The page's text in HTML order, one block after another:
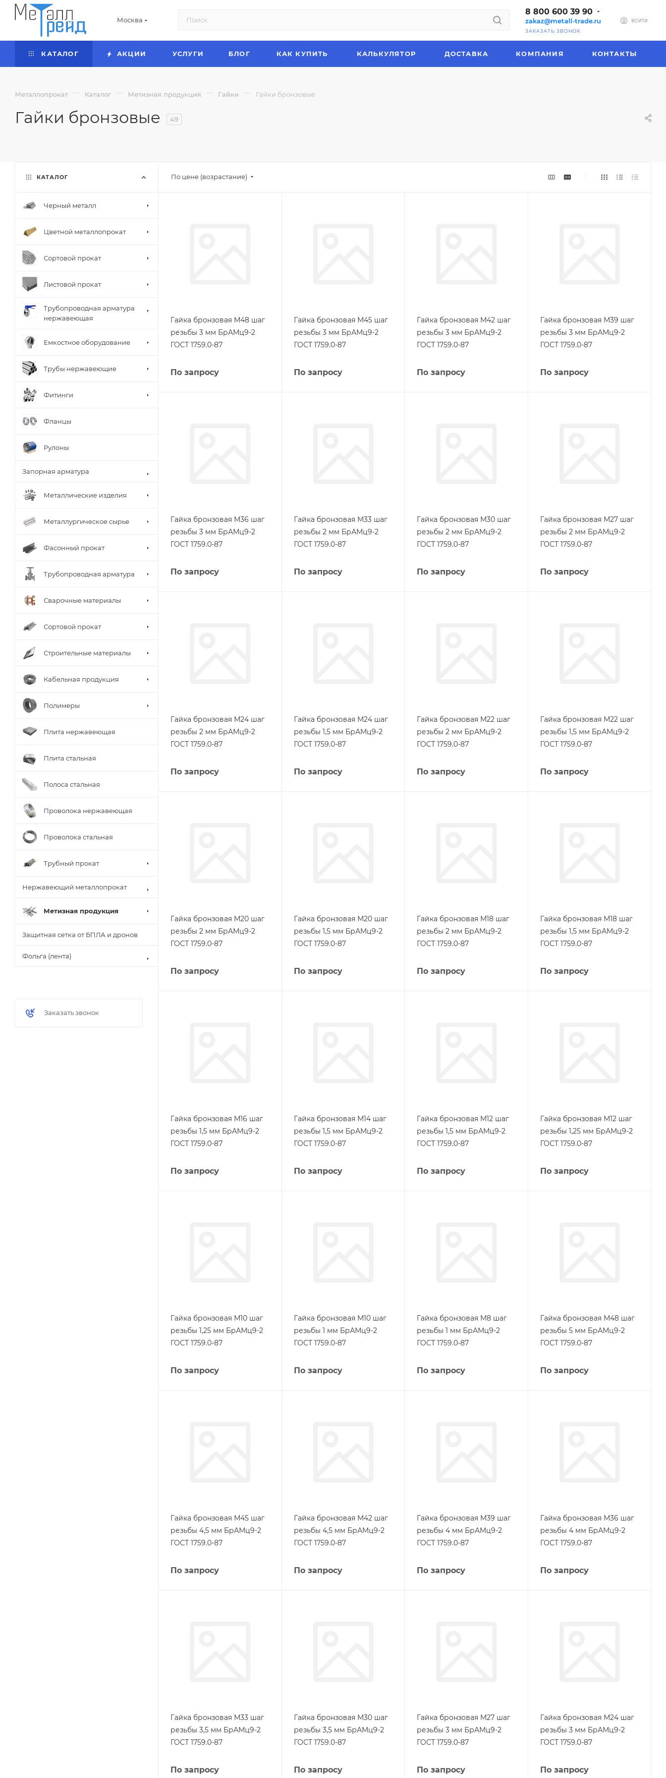
Москва
8 800 600 39 90
zakaz@metall-trade.ru
ЗАКАЗАТЬ ЗВОНОК
ВОЙТИ
КАТАЛОГ АКЦИИ УСЛУГИ БЛОГ КАК КУПИТЬ КАЛЬКУЛЯТОР ДОСТАВКА КОМПАНИЯ КОНТАКТЫ
Металлопрокат — Каталог — Метизная продукция — Гайки — Гайки бронзовые
Гайки бронзовые 49
По цене (возрастание)
Гайка бронзовая М48 шаг
резьбы 3 мм БрАМц9-2
ГОСТ 1759.0-87
По запросу
Гайка бронзовая М45 шаг
резьбы 3 мм БрАМц9-2
ГОСТ 1759.0-87
По запросу
Гайка бронзовая М42 шаг
резьбы 3 мм БрАМц9-2
ГОСТ 1759.0-87
По запросу
Гайка бронзовая М39 шаг
резьбы 3 мм БрАМц9-2
ГОСТ 1759.0-87
По запросу
Гайка бронзовая М36 шаг
резьбы 3 мм БрАМц9-2
ГОСТ 1759.0-87
По запросу
Гайка бронзовая М33 шаг
резьбы 2 мм БрАМц9-2
ГОСТ 1759.0-87
По запросу
Гайка бронзовая М30 шаг
резьбы 2 мм БрАМц9-2
ГОСТ 1759.0-87
По запросу
Гайка бронзовая М27 шаг
резьбы 2 мм БрАМц9-2
ГОСТ 1759.0-87
По запросу
Гайка бронзовая М24 шаг
резьбы 2 мм БрАМц9-2
ГОСТ 1759.0-87
По запросу
Гайка бронзовая М24 шаг
резьбы 1,5 мм БрАМц9-2
ГОСТ 1759.0-87
По запросу
Гайка бронзовая М22 шаг
резьбы 2 мм БрАМц9-2
ГОСТ 1759.0-87
По запросу
Гайка бронзовая М22 шаг
резьбы 1,5 мм БрАМц9-2
ГОСТ 1759.0-87
По запросу
Гайка бронзовая М20 шаг
резьбы 2 мм БрАМц9-2
ГОСТ 1759.0-87
По запросу
Гайка бронзовая М20 шаг
резьбы 1,5 мм БрАМц9-2
ГОСТ 1759.0-87
По запросу
Гайка бронзовая М18 шаг
резьбы 2 мм БрАМц9-2
ГОСТ 1759.0-87
По запросу
Гайка бронзовая М18 шаг
резьбы 1,5 мм БрАМц9-2
ГОСТ 1759.0-87
По запросу
Гайка бронзовая М16 шаг
резьбы 1,5 мм БрАМц9-2
ГОСТ 1759.0-87
По запросу
Гайка бронзовая М14 шаг
резьбы 1,5 мм БрАМц9-2
ГОСТ 1759.0-87
По запросу
Гайка бронзовая М12 шаг
резьбы 1,5 мм БрАМц9-2
ГОСТ 1759.0-87
По запросу
Гайка бронзовая М12 шаг
резьбы 1,25 мм БрАМц9-2
ГОСТ 1759.0-87
По запросу
Гайка бронзовая М10 шаг
резьбы 1,25 мм БрАМц9-2
ГОСТ 1759.0-87
По запросу
Гайка бронзовая М10 шаг
резьбы 1 мм БрАМц9-2
ГОСТ 1759.0-87
По запросу
Гайка бронзовая М8 шаг
резьбы 1 мм БрАМц9-2
ГОСТ 1759.0-87
По запросу
Гайка бронзовая М48 шаг
резьбы 5 мм БрАМц9-2
ГОСТ 1759.0-87
По запросу
Гайка бронзовая М45 шаг
резьбы 4,5 мм БрАМц9-2
ГОСТ 1759.0-87
По запросу
Гайка бронзовая М42 шаг
резьбы 4,5 мм БрАМц9-2
ГОСТ 1759.0-87
По запросу
Гайка бронзовая М39 шаг
резьбы 4 мм БрАМц9-2
ГОСТ 1759.0-87
По запросу
Гайка бронзовая М36 шаг
резьбы 4 мм БрАМц9-2
ГОСТ 1759.0-87
По запросу
Гайка бронзовая М33 шаг
резьбы 3,5 мм БрАМц9-2
ГОСТ 1759.0-87
По запросу
Гайка бронзовая М30 шаг
резьбы 3,5 мм БрАМц9-2
ГОСТ 1759.0-87
По запросу
Гайка бронзовая М27 шаг
резьбы 3 мм БрАМц9-2
ГОСТ 1759.0-87
По запросу
Гайка бронзовая М24 шаг
резьбы 3 мм БрАМц9-2
ГОСТ 1759.0-87
По запросу
КАТАЛОГ
Черный металл
Цветной металлопрокат
Сортовой прокат
Листовой прокат
Трубопроводная арматура
нержавеющая
Емкостное оборудование
Трубы нержавеющие
Фитинги
Фланцы
Рулоны
Запорная арматура
Металлические изделия
Металлургическое сырье
Фасонный прокат
Трубопроводная арматура
Сварочные материалы
Сортовой прокат
Строительные материалы
Кабельная продукция
Полимеры
Плита нержавеющая
Плита стальная
Полоса стальная
Проволока нержавеющая
Проволока стальная
Трубный прокат
Нержавеющий металлопрокат
Метизная продукция
Защитная сетка от БПЛА и дронов
Фольга (лента)
Заказать звонок